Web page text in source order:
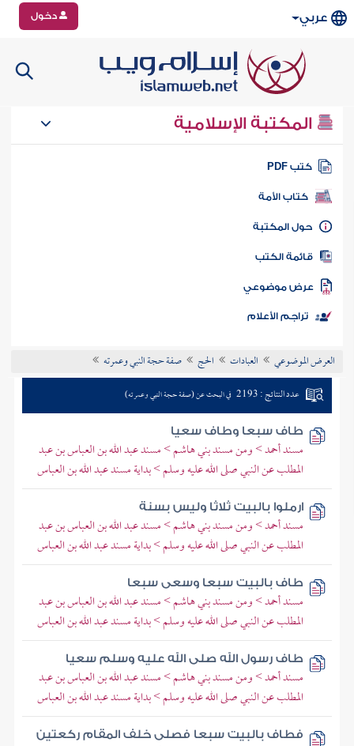
عربي دخول
المكتبة الإسلامية
كتب PDF
كتاب الأمة
المكتبة
الكتب
موضوعي
تراجم الأعلام
العرض الموضوعي العبادات الحج صفة حجة النبي وعمرته
عدد النتائج : 2193 في البحث عن (صفة حجة النبي وعمرته)
طاف سبعا وطاف سعيا
مسند أحمد > ومن مسند بني هاشم > مسند عبد الله بن العباس بن عبد
المطلب عن النبي صلى الله عليه وسلم > بداية مسند عبد الله بن العباس
ارملوا بالبيت ثلاثا وليس بسنة
مسند أحمد > ومن مسند بني هاشم > مسند عبد الله بن العباس بن عبد
المطلب عن النبي صلى الله عليه وسلم > بداية مسند عبد الله بن العباس
طاف بالبيت سبعا وسعى سبعا
مسند أحمد > ومن مسند بني هاشم > مسند عبد الله بن العباس بن عبد
المطلب عن النبي صلى الله عليه وسلم > بداية مسند عبد الله بن العباس
طاف رسول الله صلى الله عليه وسلم سعيا
مسند أحمد > ومن مسند بني هاشم > مسند عبد الله بن العباس بن عبد
المطلب عن النبي صلى الله عليه وسلم > بداية مسند عبد الله بن العباس
فطاف بالبيت سبعا فصلى خلف المقام ركعتين